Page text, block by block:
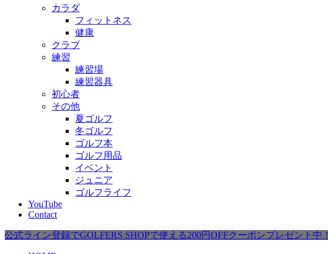
カラダ
フィットネス
健康
クラブ
練習
練習場
練習器具
初心者
その他
夏ゴルフ
冬ゴルフ
ゴルフ本
ゴルフ用品
イベント
ジュニア
ゴルフライフ
YouTube
Contact
公式ライン登録でGOLFERS SHOPで使える200円OFFクーポンプレゼント中！